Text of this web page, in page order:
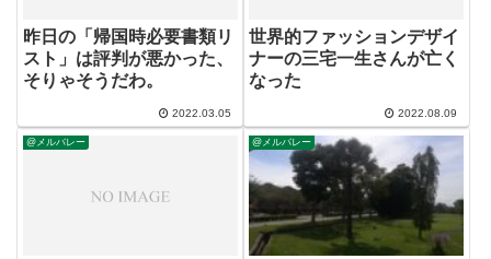
昨日の「帰国時必要書類リ
スト」は評判が悪かった、
そりゃそうだわ。
2022.03.05
世界的ファッションデザイ
ナーの三宅一生さんが亡く
なった
2022.08.09
@メルバレー @メルバレー